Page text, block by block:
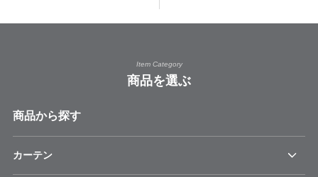
Item Category
商品を選ぶ
商品から探す
カーテン